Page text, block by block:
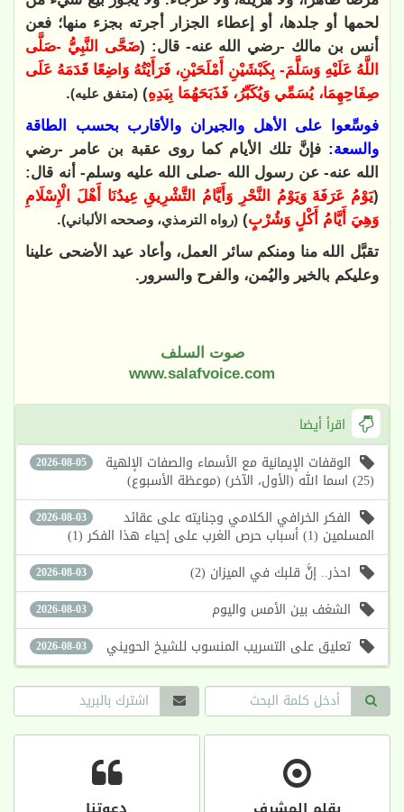
لحمها أو جلدها، أو إعطاء الجزار أجرته بجزء منها؛ فعن
أنس بن مالك -رضي الله عنه- قال: (ضَحَّى النَّبِيُّ -صَلَّى
اللَّهُ عَلَيْهِ وَسَلَّمَ- بِكَبْشَيْنِ أَمْلَحَيْنِ، فَرَأَيْتُهُ وَاضِعًا قَدَمَهُ عَلَى
صِفَاحِهِمَا، يُسَمِّي وَيُكَبِّرُ، فَذَبَحَهُمَا بِيَدِهِ) (متفق عليه).
فوسِّعوا على الأهل والجيران والأقارب بحسب الطاقة
والسعة: فإنَّ تلك الأيام كما روى عقبة بن عامر -رضي
الله عنه- عن رسول الله -صلى الله عليه وسلم- أنه قال:
(يَوْمُ عَرَفَةَ وَيَوْمُ النَّحْرِ وَأَيَّامُ التَّشْرِيقِ عِيدُنَا أَهْلَ الْإِسْلَامِ
وَهِيَ أَيَّامُ أَكْلٍ وَشُرْبٍ) (رواه الترمذي، وصححه الألباني).
تقبَّل الله منا ومنكم سائر العمل، وأعاد عيد الأضحى علينا
وعليكم بالخير واليُمن، والفرح والسرور.
صوت السلف
www.salafvoice.com
اقرأ أيضا
2026-08-05 الوقفات الإيمانية مع الأسماء والصفات الإلهية
(25) اسما الله (الأول، الآخر) (موعظة الأسبوع)
2026-08-03 الفكر الخرافي الكلامي وجنايته على عقائد
المسلمين (1) أسباب حرص الغرب على إحياء هذا الفكر (1)
2026-08-03 احذر.. إنَّ قلبك في الميزان (2)
2026-08-03 الشغف بين الأمس واليوم
2026-08-03 تعليق على التسريب المنسوب للشيخ الحويني